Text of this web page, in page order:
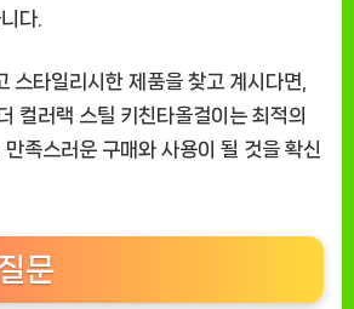
다.
스타일리시한 제품을 찾고 계시다면,
컬러랙 스틸 키친타올걸이는 최적의
족스러운 구매와 사용이 될 것을 확신
문